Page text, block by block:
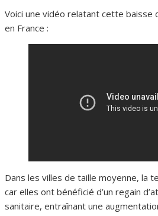
Voici une vidéo relatant cette baisse
en France :
Dans les villes de taille moyenne, la
car elles ont bénéficié d’un regain
sanitaire, entraînant une